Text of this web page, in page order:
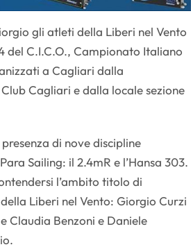
gli atleti della Liberi nel Vento
del C.I.C.O., Campionato Italiano
a Cagliari dalla
Cagliari e dalla locale sezione
di nove discipline
Sailing: il 2.4mR e l’Hansa 303.
l’ambito titolo di
Liberi nel Vento: Giorgio Curzi
Claudia Benzoni e Daniele